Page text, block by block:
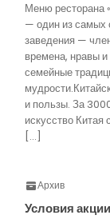
Меню ресторана
— один из самых
заведения —
времена, нравы
семейные
и пользы. За
искусство
[…]
Архив
Условия акции